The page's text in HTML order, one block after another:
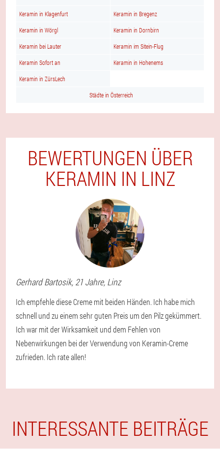
Keramin in Klagenfurt Keramin in Bregenz
Keramin in Wörgl Keramin in Dornbirn
Keramin bei Lauter Keramin im Sitein-Flug
Keramin Sofort an Keramin in Hohenems
Keramin in ZürsLech
Städte in Österreich
BEWERTUNGEN ÜBER
KERAMIN IN LINZ
Gerhard Bartosik, 21 Jahre, Linz
Ich empfehle diese Creme mit beiden Händen. Ich habe mich
schnell und zu einem sehr guten Preis um den Pilz gekümmert.
Ich war mit der Wirksamkeit und dem Fehlen von
Nebenwirkungen bei der Verwendung von Keramin-Creme
zufrieden. Ich rate allen!
INTERESSANTE BEITRÄGE